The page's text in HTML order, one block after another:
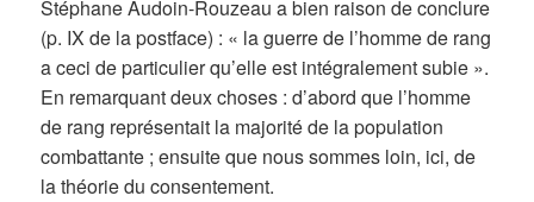
Stéphane Audoin-Rouzeau a bien raison de conclure
(p. IX de la postface) : « la guerre de l’homme de rang
a ceci de particulier qu’elle est intégralement subie ».
En remarquant deux choses : d’abord que l’homme
de rang représentait la majorité de la population
combattante ; ensuite que nous sommes loin, ici, de
la théorie du consentement.